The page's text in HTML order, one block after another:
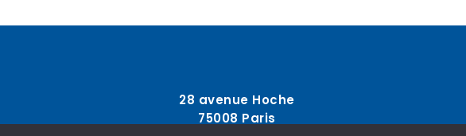
28 avenue Hoche
75008 Paris